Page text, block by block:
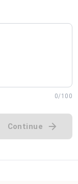
0/100
Continue